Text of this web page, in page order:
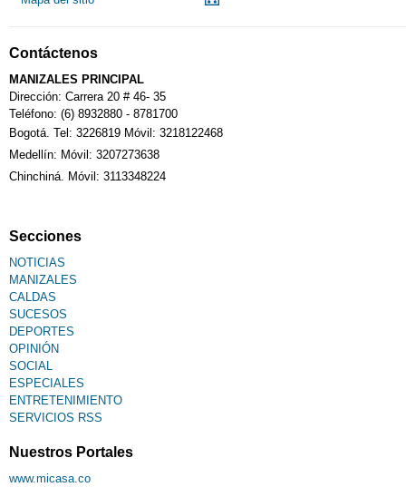
Contáctenos
MANIZALES PRINCIPAL
Dirección: Carrera 20 # 46- 35
Teléfono: (6) 8932880 - 8781700
Bogotá. Tel: 3226819 Móvil: 3218122468
Medellín: Móvil: 3207273638
Chinchiná. Móvil: 3113348224
Secciones
NOTICIAS
MANIZALES
CALDAS
SUCESOS
DEPORTES
OPINIÓN
SOCIAL
ESPECIALES
ENTRETENIMIENTO
SERVICIOS RSS
Nuestros Portales
www.micasa.co